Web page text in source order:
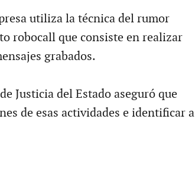
utiliza la técnica del rumor
robocall que consiste en realizar
grabados.
Justicia del Estado aseguró que
de esas actividades e identificar a